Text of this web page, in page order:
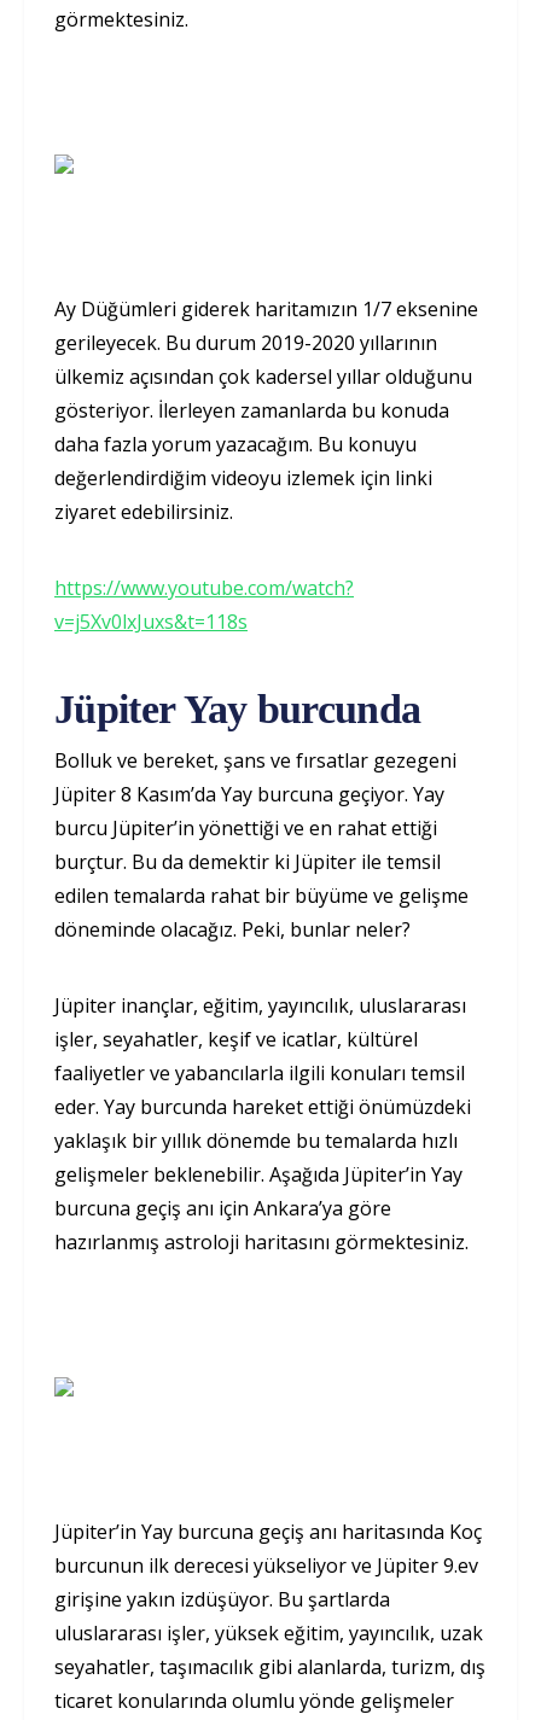
görmektesiniz.
Ay Düğümleri giderek haritamızın 1/7 eksenine
gerileyecek. Bu durum 2019-2020 yıllarının
ülkemiz açısından çok kadersel yıllar olduğunu
gösteriyor. İlerleyen zamanlarda bu konuda
daha fazla yorum yazacağım. Bu konuyu
değerlendirdiğim videoyu izlemek için linki
ziyaret edebilirsiniz.
https://www.youtube.com/watch?
v=j5Xv0lxJuxs&t=118s
Jüpiter Yay burcunda
Bolluk ve bereket, şans ve fırsatlar gezegeni
Jüpiter 8 Kasım’da Yay burcuna geçiyor. Yay
burcu Jüpiter’in yönettiği ve en rahat ettiği
burçtur. Bu da demektir ki Jüpiter ile temsil
edilen temalarda rahat bir büyüme ve gelişme
döneminde olacağız. Peki, bunlar neler?
Jüpiter inançlar, eğitim, yayıncılık, uluslararası
işler, seyahatler, keşif ve icatlar, kültürel
faaliyetler ve yabancılarla ilgili konuları temsil
eder. Yay burcunda hareket ettiği önümüzdeki
yaklaşık bir yıllık dönemde bu temalarda hızlı
gelişmeler beklenebilir. Aşağıda Jüpiter’in Yay
burcuna geçiş anı için Ankara’ya göre
hazırlanmış astroloji haritasını görmektesiniz.
Jüpiter’in Yay burcuna geçiş anı haritasında Koç
burcunun ilk derecesi yükseliyor ve Jüpiter 9.ev
girişine yakın izdüşüyor. Bu şartlarda
uluslararası işler, yüksek eğitim, yayıncılık, uzak
seyahatler, taşımacılık gibi alanlarda, turizm, dış
ticaret konularında olumlu yönde gelişmeler